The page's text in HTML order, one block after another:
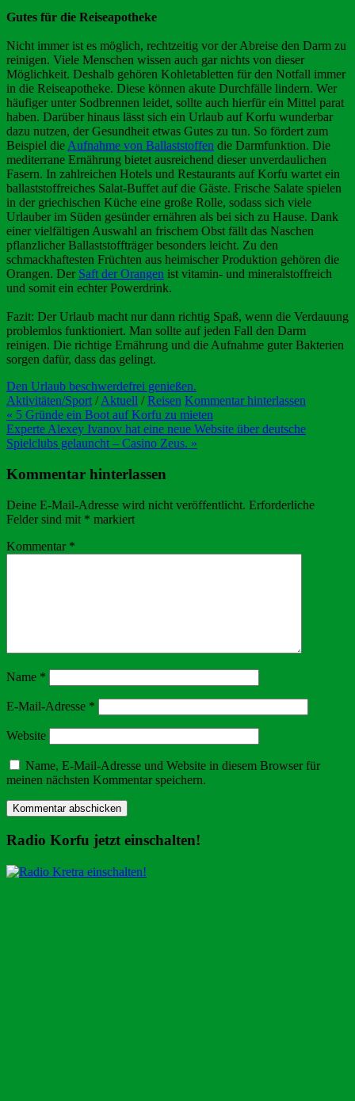
Gutes für die Reiseapotheke
Nicht immer ist es möglich, rechtzeitig vor der Abreise den Darm zu
reinigen. Viele Menschen wissen auch gar nichts von dieser
Möglichkeit. Deshalb gehören Kohletabletten für den Notfall immer
in die Reiseapotheke. Diese können akute Durchfälle lindern. Wer
häufiger unter Sodbrennen leidet, sollte auch hierfür ein Mittel parat
haben. Darüber hinaus lässt sich ein Urlaub auf Korfu wunderbar
dazu nutzen, der Gesundheit etwas Gutes zu tun. So fördert zum
Beispiel dieAufnahme von Ballaststoffen die Darmfunktion. Die
mediterrane Ernährung bietet ausreichend dieser unverdaulichen
Fasern. In zahlreichen Hotels und Restaurants auf Korfu wartet ein
ballaststoffreiches Salat-Buffet auf die Gäste. Frische Salate spielen
in der griechischen Küche eine große Rolle, sodass sich viele
Urlauber im Süden gesünder ernähren als bei sich zu Hause. Dank
einer vielfältigen Auswahl an frischem Obst fällt das Naschen
pflanzlicher Ballaststoffträger besonders leicht. Zu den
schmackhaftesten Früchten aus heimischer Produktion gehören die
Orangen. Der Saft der Orangen ist vitamin- und mineralstoffreich
und somit ein echter Powerdrink.
Fazit: Der Urlaub macht nur dann richtig Spaß, wenn die Verdauung
problemlos funktioniert. Man sollte auf jeden Fall den Darm
reinigen. Die richtige Ernährung und die Aufnahme guter Bakterien
sorgen dafür, dass das gelingt.
Den Urlaub beschwerdefrei genießen.
Aktivitäten/Sport/Aktuell /Reisen Kommentar hinterlassen
Beitragsnavigation
« 5 Gründe ein Boot auf Korfu zu mieten
Experte Alexey Ivanov hat eine neue Website über deutsche
Spielclubs gelauncht – Casino Zeus. »
Kommentar hinterlassen
Deine E-Mail-Adresse wird nicht veröffentlicht. Erforderliche
Felder sind mit * markiert
Kommentar *
Name *
E-Mail-Adresse *
Website
Name, E-Mail-Adresse und Website in diesem Browser für
meinen nächsten Kommentar speichern.
Radio Korfu jetzt einschalten!